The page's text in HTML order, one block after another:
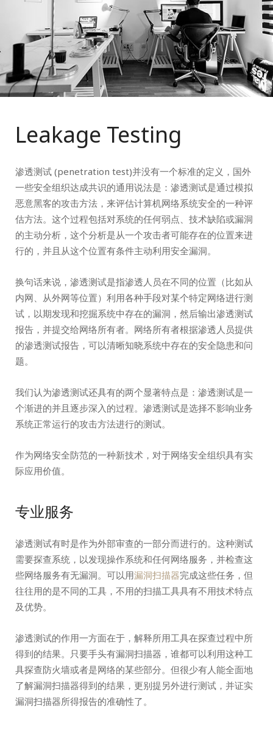
Leakage Testing
渗透测试 (penetration test)并没有一个标准的定义，国外
一些安全组织达成共识的通用说法是：渗透测试是通过模拟
恶意黑客的攻击方法，来评估计算机网络系统安全的一种评
估方法。这个过程包括对系统的任何弱点、技术缺陷或漏洞
的主动分析，这个分析是从一个攻击者可能存在的位置来进
行的，并且从这个位置有条件主动利用安全漏洞。
换句话来说，渗透测试是指渗透人员在不同的位置（比如从
内网、从外网等位置）利用各种手段对某个特定网络进行测
试，以期发现和挖掘系统中存在的漏洞，然后输出渗透测试
报告，并提交给网络所有者。网络所有者根据渗透人员提供
的渗透测试报告，可以清晰知晓系统中存在的安全隐患和问
题。
我们认为渗透测试还具有的两个显著特点是：渗透测试是一
个渐进的并且逐步深入的过程。渗透测试是选择不影响业务
系统正常运行的攻击方法进行的测试。
作为网络安全防范的一种新技术，对于网络安全组织具有实
际应用价值。
专业服务
渗透测试有时是作为外部审查的一部分而进行的。这种测试
需要探查系统，以发现操作系统和任何网络服务，并检查这
些网络服务有无漏洞。可以用漏洞扫描器完成这些任务，但
往往用的是不同的工具，不用的扫描工具具有不用技术特点
及优势。
渗透测试的作用一方面在于，解释所用工具在探查过程中所
得到的结果。只要手头有漏洞扫描器，谁都可以利用这种工
具探查防火墙或者是网络的某些部分。但很少有人能全面地
了解漏洞扫描器得到的结果，更别提另外进行测试，并证实
漏洞扫描器所得报告的准确性了。